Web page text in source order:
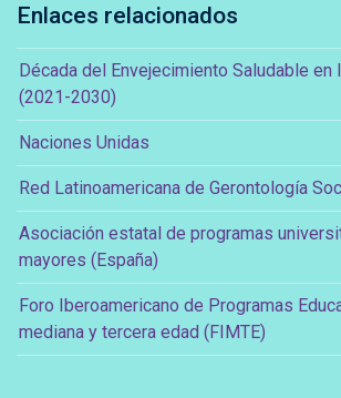
Enlaces relacionados
Década del Envejecimiento Saludable en
(2021-2030)
Naciones Unidas
Red Latinoamericana de Gerontología
Asociación estatal de programas
mayores (España)
Foro Iberoamericano de Programas
mediana y tercera edad (FIMTE)